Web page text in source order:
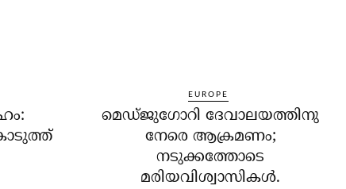
EUROPE
മെഡ്ജുഗോറി ദേവാലയത്തിനു
നേരെ ആക്രമണം;
നടുക്കത്തോടെ
മരിയവിശ്വാസികള്‍.